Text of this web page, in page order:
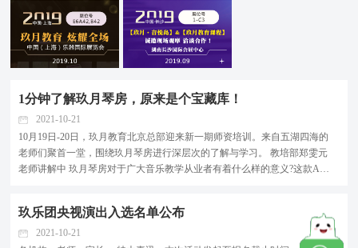
1分钟了解玖月琴房，原来是个宝藏库！
2021-10-21
10月19日-20日，玖月教育北京总部迎来新一期师资培训。来自五湖四海的
老师们聚首一堂，围绕玖月琴房进行深层次的了解与学习。 教培部郑雯元
老师讲解中 玖月琴房对于广大音乐教学从业者有着什么样的意义?这款App
民族乐曲类别丰富、...
玖乐团央视演出入选名单公布
2021-10-21